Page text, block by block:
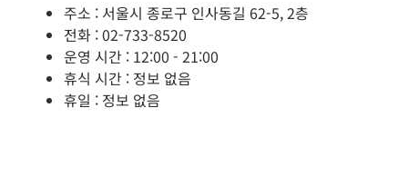
주소 : 서울시 종로구 인사동길 62-5, 2층
전화 : 02-733-8520
운영 시간 : 12:00 - 21:00
휴식 시간 : 정보 없음
휴일 : 정보 없음